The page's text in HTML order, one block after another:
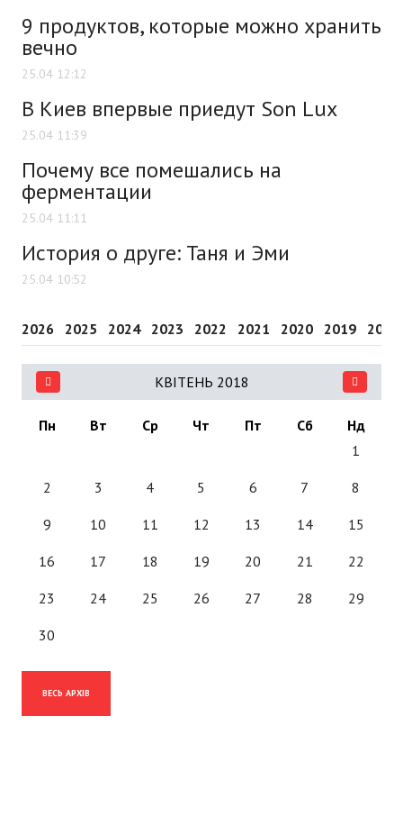
9 продуктов, которые можно хранить
вечно
25.04 12:12
В Киев впервые приедут Son Lux
25.04 11:39
Почему все помешались на
ферментации
25.04 11:11
История о друге: Таня и Эми
25.04 10:52
2026 2025 2024 2023 2022 2021 2020 2019 2018
КВІТЕНЬ 2018
Пн Вт Ср Чт Пт Сб
Нд
1
2 3 4 5 6 7 8
9 10 11 12 13 14 15
16 17 18 19 20 21 22
23 24 25 26 27 28 29
30
ВЕСЬ АРХІВ